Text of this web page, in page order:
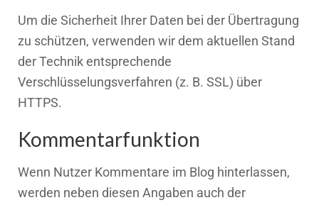
Um die Sicherheit Ihrer Daten bei der Übertragung
zu schützen, verwenden wir dem aktuellen Stand
der Technik entsprechende
Verschlüsselungsverfahren (z. B. SSL) über
HTTPS.
Kommentarfunktion
Wenn Nutzer Kommentare im Blog hinterlassen,
werden neben diesen Angaben auch der